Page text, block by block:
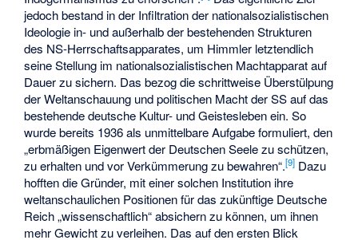
jedoch bestand in der Infiltration der nationalsozialistischen
Ideologie in- und außerhalb der bestehenden Strukturen
des NS-Herrschaftsapparates, um Himmler letztendlich
seine Stellung im nationalsozialistischen Machtapparat auf
Dauer zu sichern. Das bezog die schrittweise Überstülpung
der Weltanschauung und politischen Macht der SS auf das
bestehende deutsche Kultur- und Geistesleben ein. So
wurde bereits 1936 als unmittelbare Aufgabe formuliert, den
„erbmäßigen Eigenwert der Deutschen Seele zu schützen,
zu erhalten und vor Verkümmerung zu bewahren“.[9] Dazu
hofften die Gründer, mit einer solchen Institution ihre
weltanschaulichen Positionen für das zukünftige Deutsche
Reich „wissenschaftlich“ absichern zu können, um ihnen
mehr Gewicht zu verleihen. Das auf den ersten Blick